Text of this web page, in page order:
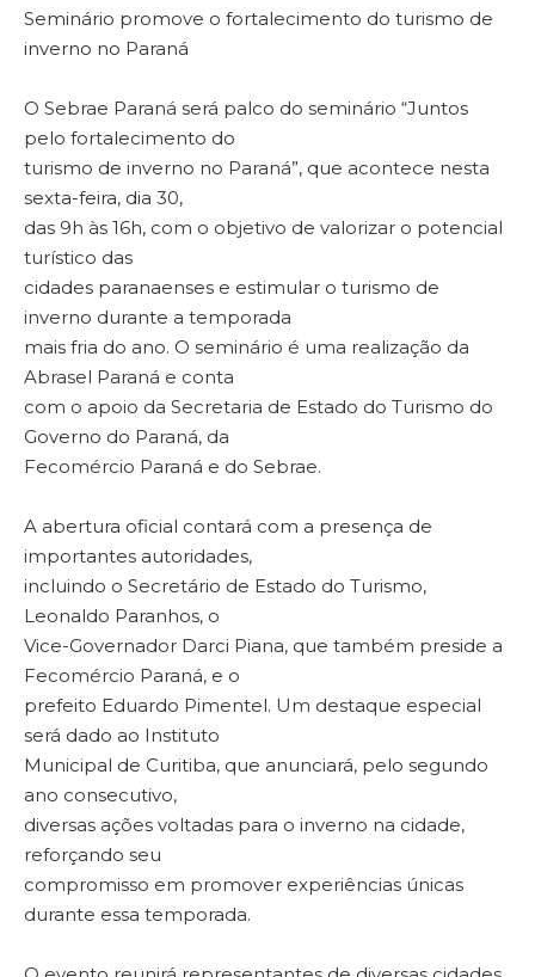
Seminário promove o fortalecimento do turismo de
inverno no Paraná
O Sebrae Paraná será palco do seminário “Juntos
pelo fortalecimento do
turismo de inverno no Paraná”, que acontece nesta
sexta-feira, dia 30,
das 9h às 16h, com o objetivo de valorizar o potencial
turístico das
cidades paranaenses e estimular o turismo de
inverno durante a temporada
mais fria do ano. O seminário é uma realização da
Abrasel Paraná e conta
com o apoio da Secretaria de Estado do Turismo do
Governo do Paraná, da
Fecomércio Paraná e do Sebrae.
A abertura oficial contará com a presença de
importantes autoridades,
incluindo o Secretário de Estado do Turismo,
Leonaldo Paranhos, o
Vice-Governador Darci Piana, que também preside a
Fecomércio Paraná, e o
prefeito Eduardo Pimentel. Um destaque especial
será dado ao Instituto
Municipal de Curitiba, que anunciará, pelo segundo
ano consecutivo,
diversas ações voltadas para o inverno na cidade,
reforçando seu
compromisso em promover experiências únicas
durante essa temporada.